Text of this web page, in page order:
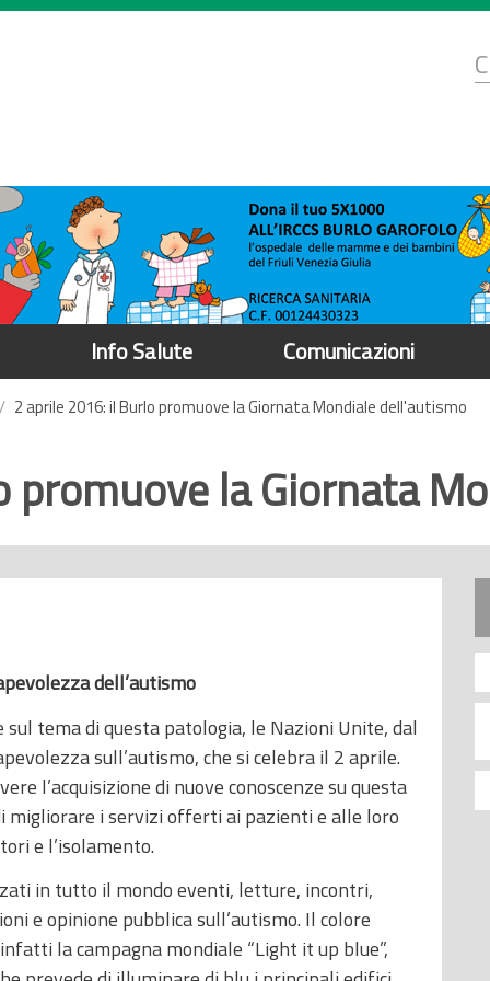
Info Salute Comunicazioni
2 aprile 2016: il Burlo promuove la Giornata Mondiale dell'autismo
promuove la Giornata
dell’autismo
tema di questa patologia, le Nazioni Unite, dal
sull’autismo, che si celebra il 2 aprile.
l’acquisizione di nuove conoscenze su questa
migliorare i servizi offerti ai pazienti e alle loro
e l’isolamento.
in tutto il mondo eventi, letture, incontri,
e opinione pubblica sull’autismo. Il colore
la campagna mondiale “Light it up blue”,